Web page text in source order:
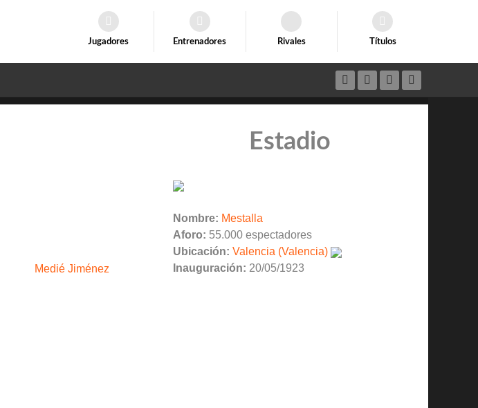
Jugadores Entrenadores Rivales Títulos
Medié Jiménez
Estadio
Nombre: Mestalla
Aforo: 55.000 espectadores
Ubicación: Valencia (Valencia)
Inauguración: 20/05/1923